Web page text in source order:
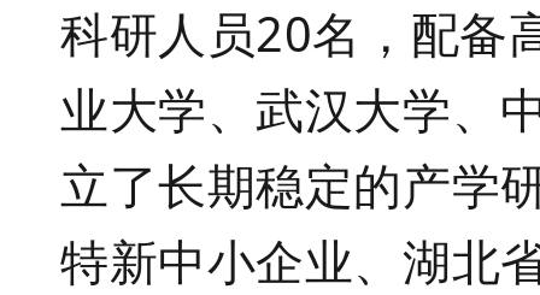
科研人员20名，配备
业大学、武汉大学、
立了长期稳定的产学
特新中小企业、湖北